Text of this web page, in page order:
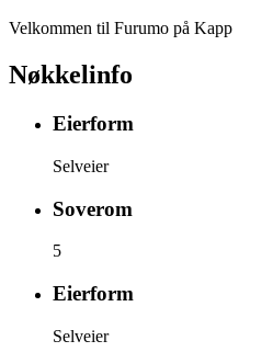
Velkommen til Furumo på Kapp
Nøkkelinfo
Eierform
Selveier
Soverom
5
Eierform
Selveier